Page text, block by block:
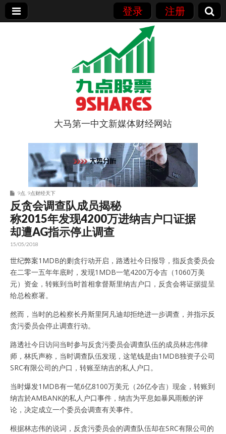
登录 注册
9点股票
大马第一中文新媒体财经网站
9点 9点财经天下
反贪会调查队成员揭秘
称2015年发现4200万进纳吉户口证据
却遭AG指示停止调查
15/05/2018
世纪弊案1MDB的剿贪行动开启，路透社今日报导，指反贪委员会
在二零一五年年底时，发现1MDB一笔4200万令吉（1060万美
元）资金，转账到当时首相拿督斯里纳吉户口，反贪会将证据提呈
给总检察署。
然而，当时的总检察长丹斯里阿凡迪却拒绝进一步调查，并指示反
贪污委员会停止调查行动。
路透社今日访问当时参与反贪污委员会调查队伍的成员林志伟律
师，林氏声称，当时调查队伍发现，这笔钱是由1MDB独资子公司
SRC有限公司的户口，转账至纳吉的私人户口。
当时爆发1MDB有一笔6亿8100万美元（26亿令吉）现金，转账到
纳吉於AMBANK的私人户口事件，纳吉为平息如暴风雨般的评
论，决定成立一个委员会调查有关事件。
根据林志伟的说词，反贪污委员会的调查队伍却在SRC有限公司的